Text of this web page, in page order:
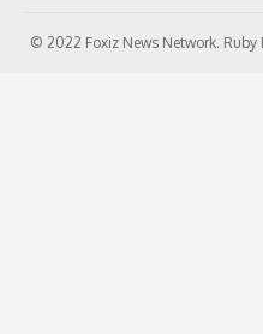
© 2022 Foxiz News Network. Ruby